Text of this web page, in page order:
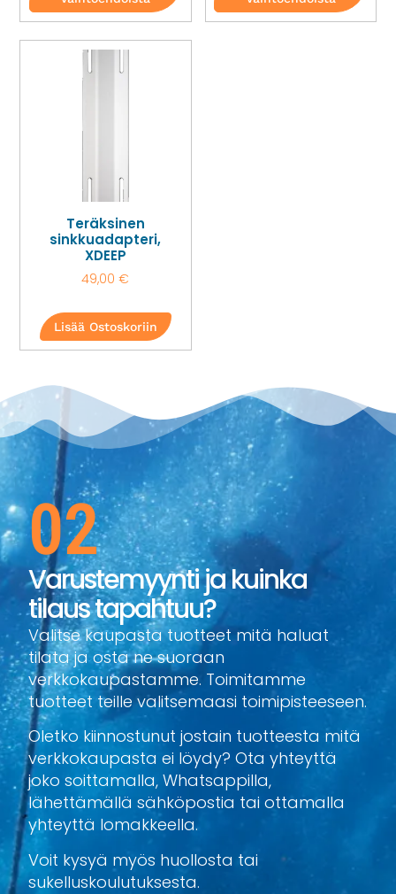
Teräksinen
sinkkuadapteri,
XDEEP
49,00€
Lisää Ostoskoriin
02
Varustemyynti ja kuinka
tilaus tapahtuu?
Valitse kaupasta tuotteet mitä haluat
tilata ja osta ne suoraan
verkkokaupastamme. Toimitamme
tuotteet teille valitsemaasi toimipisteeseen.
Oletko kiinnostunut jostain tuotteesta mitä
verkkokaupasta ei löydy? Ota yhteyttä
joko soittamalla, Whatsappilla,
lähettämällä sähköpostia tai ottamalla
yhteyttä lomakkeella.
Voit kysyä myös huollosta tai
sukelluskoulutuksesta.